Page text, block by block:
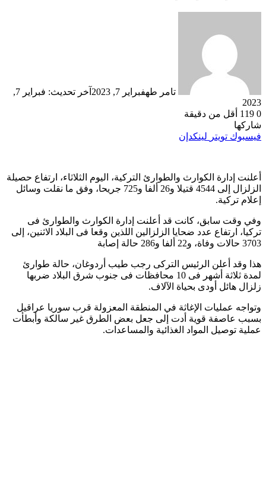
تامر طهفبراير 7, 2023
آخر تحديث: فبراير 7,
2023
0
أقل من دقيقة
شاركها
فيسبوك تويتر لينكدإن
أعلنت إدارة الكوارث والطوارئ التركية، اليوم الثلاثاء، ارتفاع حصيلة
الزلزال إلى 4544 قتيلا و26 ألفا و725 جريحا، وفق ما نقلت وسائل
إعلام تركية.
وفي وقت سابق، كانت قد أعلنت إدارة الكوارث والطوارئ فى
تركيا، ارتفاع عدد ضحايا الزلزالين اللذين وقعا فى البلاد الاثنين، إلى
3703 حالات وفاة، و22 ألفا و286 حالة إصابة
هذا وقد أعلن الرئيس التركى رجب طيب أردوغان، حالة طوارئ
لمدة ثلاثة أشهر فى 10 محافظات فى جنوب شرق البلاد ضربها
زلزال هائل أودى بحياة الآلاف.
وتواجه عمليات الإغاثة في المنطقة المعزولة قرب سوريا عراقيل
بسبب عاصفة قوية أدت إلى جعل بعض الطرق غير سالكة وأبطأت
عملية توصيل المواد الغذائية والمساعدات.